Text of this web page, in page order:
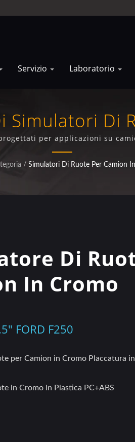
Servizio Laboratorio
Simulatori Di
per applicazioni su
plastica durevoli per
/ Simulatori Di Ruote Per Camion
Di
In Cromo
FORD F250
per Camion in Cromo Placcatura
in Cromo in Plastica PC+ABS